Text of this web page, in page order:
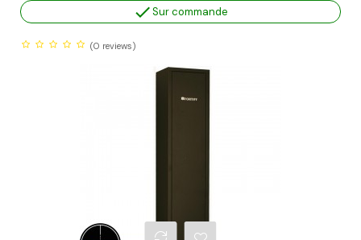
Sur commande
(0 reviews)